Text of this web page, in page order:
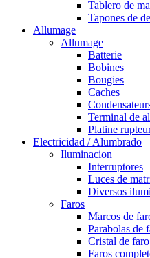
Tablero de
Tapones de
Allumage
Allumage
Batterie
Bobines
Bougies
Caches
Terminal de
Platine
Electricidad / Alumbrado
Iluminacion
Interruptores
Luces de
Diversos
Faros
Marcos de
Parabolas de
Cristal de faro
Faros